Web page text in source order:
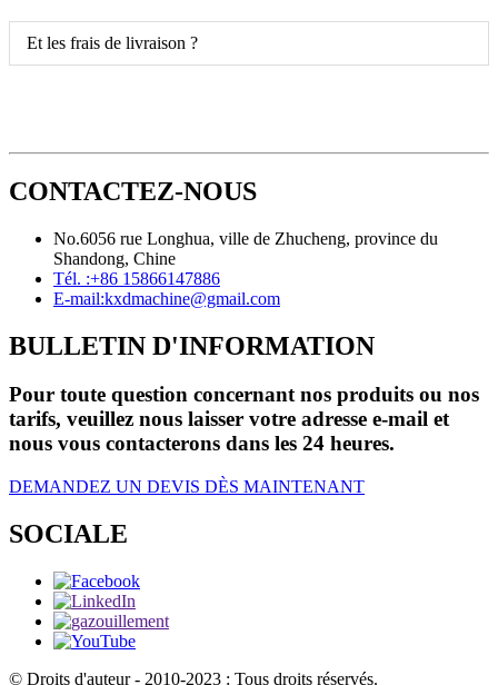
Et les frais de livraison ?
CONTACTEZ-NOUS
No.6056 rue Longhua, ville de Zhucheng, province du
Shandong, Chine
Tél. :+86 15866147886
E-mail:kxdmachine@gmail.com
BULLETIN D'INFORMATION
Pour toute question concernant nos produits ou nos
tarifs, veuillez nous laisser votre adresse e-mail et
nous vous contacterons dans les 24 heures.
DEMANDEZ UN DEVIS DÈS MAINTENANT
SOCIALE
© Droits d'auteur - 2010-2023 : Tous droits réservés.